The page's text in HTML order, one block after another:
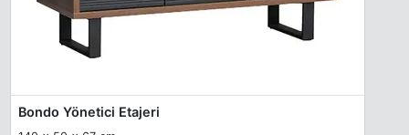
Bondo Yönetici Etajeri